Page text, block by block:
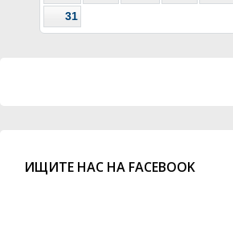
31
ИЩИТЕ НАС НА FACEBOOK